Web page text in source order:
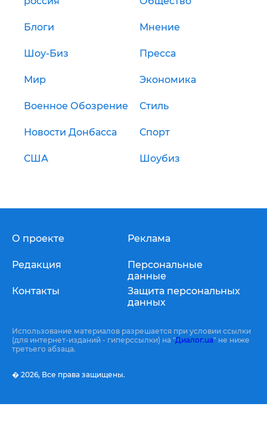
Блоги Мнение
Шоу-Биз Пресса
Мир Экономика
Военное Обозрение Стиль
Новости Донбасса Спорт
США Шоубиз
О проекте
Редакция
Контакты
Реклама
Персональные
данные
Защита персональных
данных
Использование материалов разрешается при условии ссылки
(для интернет-изданий - гиперссылки) на "Диалог.ua" не ниже
третьего абзаца.
� 2026, Все права защищены.